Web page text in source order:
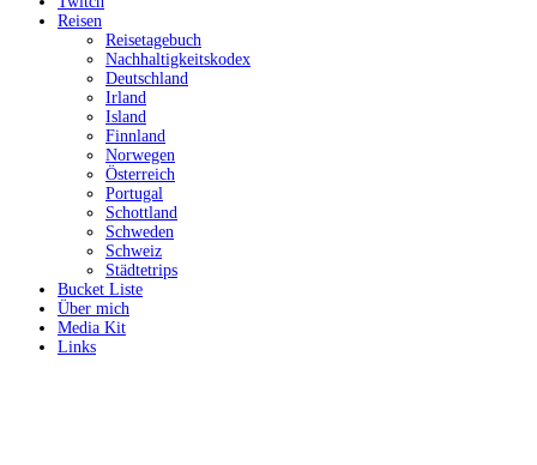
Reisen
Reisetagebuch
Nachhaltigkeitskodex
Deutschland
Irland
Island
Finnland
Norwegen
Österreich
Portugal
Schottland
Schweden
Schweiz
Städtetrips
Bucket Liste
Über mich
Media Kit
Links